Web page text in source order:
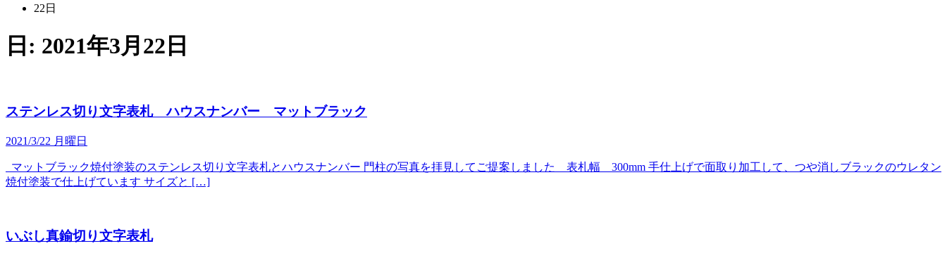
22日
日: 2021年3月22日
ステンレス切り文字表札 ハウスナンバー マットブラック
2021/3/22 月曜日
マットブラック焼付塗装のステンレス切り文字表札とハウスナンバー 門柱の写真を拝見してご提案しました 表札幅 300mm 手仕上げで面取り加工して、つや消しブラックのウレタン
焼付塗装で仕上げています サイズと […]
いぶし真鍮切り文字表札